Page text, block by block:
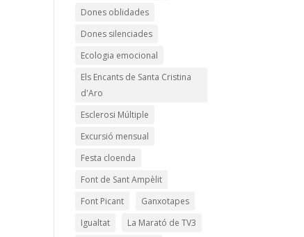
Dones oblidades
Dones silenciades
Ecologia emocional
Els Encants de Santa Cristina
d'Aro
Esclerosi Múltiple
Excursió mensual
Festa cloenda
Font de Sant Ampèlit
Font Picant
Ganxotapes
Igualtat
La Marató de TV3